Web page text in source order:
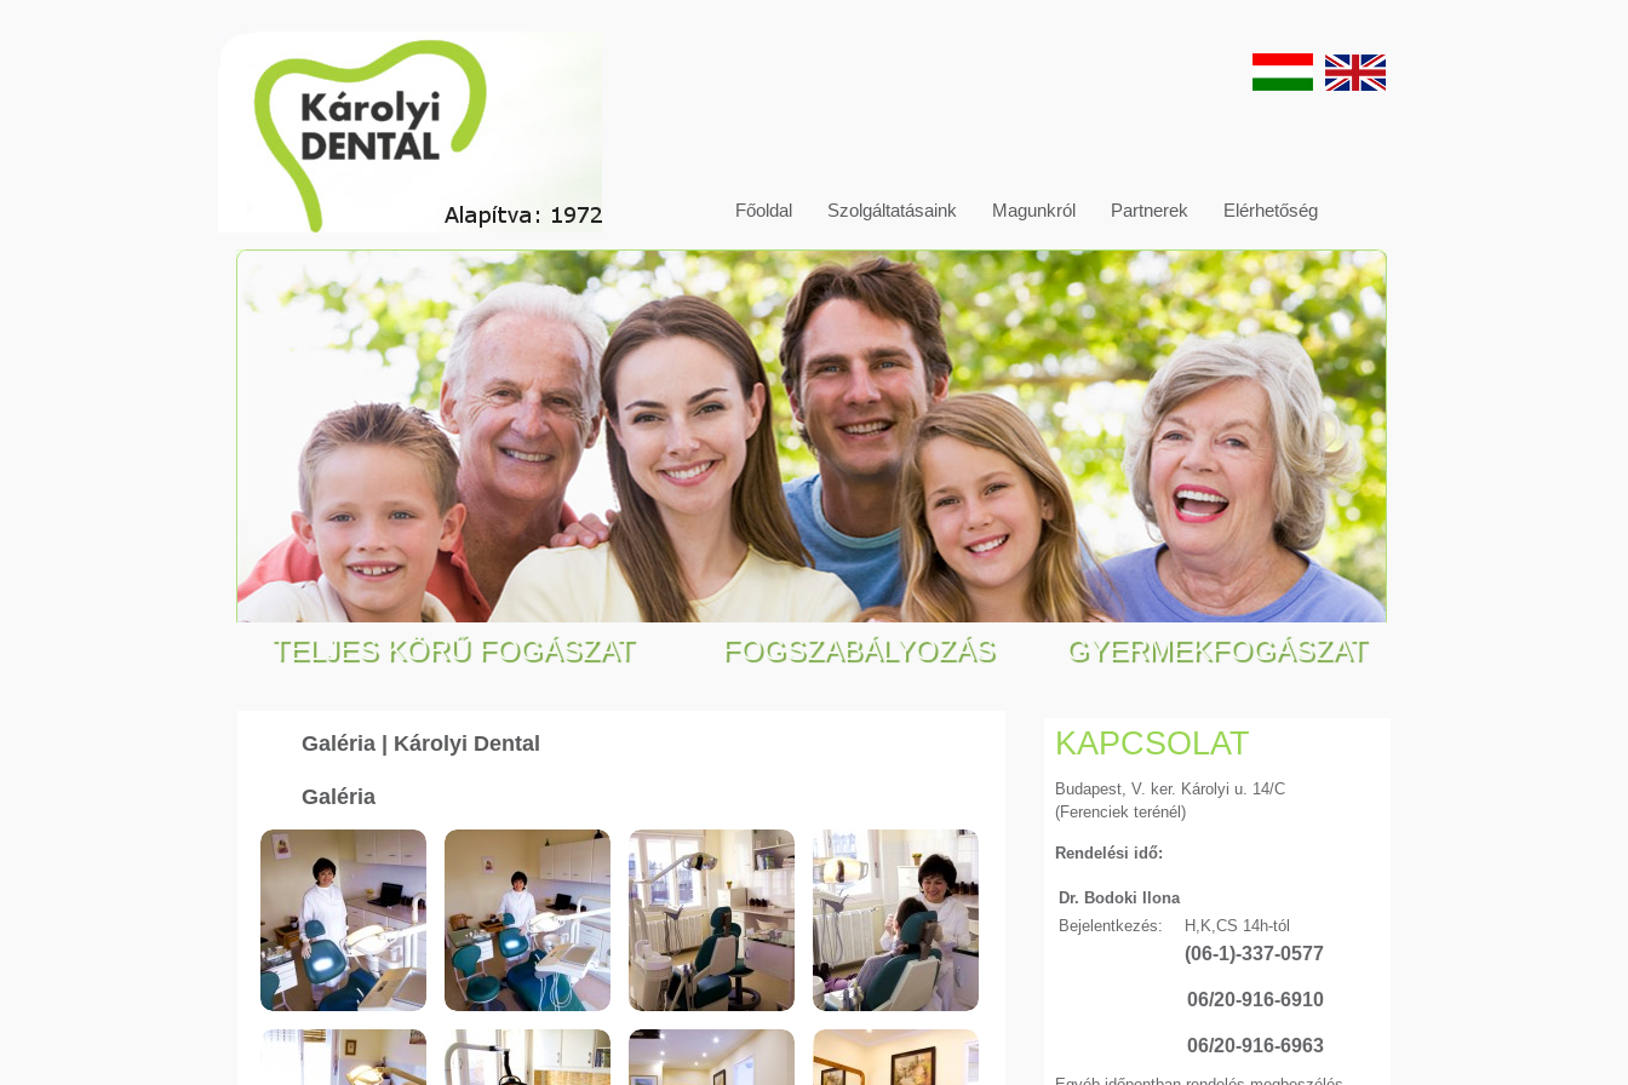
Főoldal Szolgáltatásaink Magunkról Partnerek Elérhetőség
TELJES KÖRŰ FOGÁSZAT FOGSZABÁLYOZÁS GYERMEKFOGÁSZAT
Galéria | Károlyi Dental
Galéria
KAPCSOLAT
Budapest, V. ker. Károlyi u. 14/C
(Ferenciek terénél)
Rendelési idő:
Dr. Bodoki Ilona
Bejelentkezés:
H,K,CS 14h-tól
(06-1)-337-0577
06/20-916-6910
06/20-916-6963